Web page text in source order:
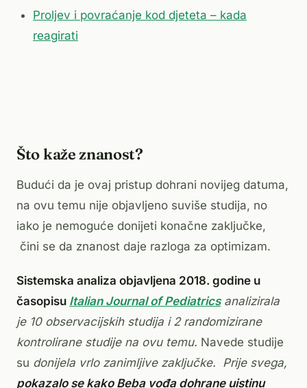
Proljev i povraćanje kod djeteta – kada
reagirati
Što kaže znanost?
Budući da je ovaj pristup dohrani novijeg datuma,
na ovu temu nije objavljeno suviše studija, no
iako je nemoguće donijeti konačne zaključke,
čini se da znanost daje razloga za optimizam.
Sistemska analiza objavljena 2018. godine u
časopisu Italian Journal of Pediatricsanalizirala
je 10 observacijskih studija i 2 randomizirane
kontrolirane studije na ovu temu. Navede studije
su donijela vrlo zanimljive zaključke. Prije svega,
pokazalo se kako Beba vođa dohrane uistinu